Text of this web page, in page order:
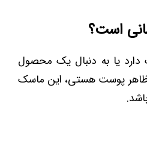
است؟
یا به دنبال یک محصول
ظاهر پوست هستی، این ماسک